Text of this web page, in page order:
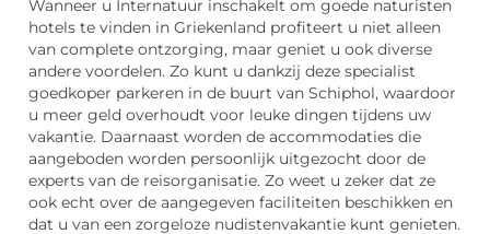
Wanneer u Internatuur inschakelt om goede naturisten
hotels te vinden in Griekenland profiteert u niet alleen
van complete ontzorging, maar geniet u ook diverse
andere voordelen. Zo kunt u dankzij deze specialist
goedkoper parkeren in de buurt van Schiphol, waardoor
u meer geld overhoudt voor leuke dingen tijdens uw
vakantie. Daarnaast worden de accommodaties die
aangeboden worden persoonlijk uitgezocht door de
experts van de reisorganisatie. Zo weet u zeker dat ze
ook echt over de aangegeven faciliteiten beschikken en
dat u van een zorgeloze nudistenvakantie kunt genieten.